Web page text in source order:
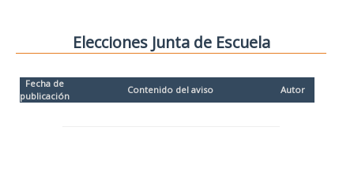
Elecciones Junta de Escuela
Fecha de
publicación
Contenido del aviso Autor